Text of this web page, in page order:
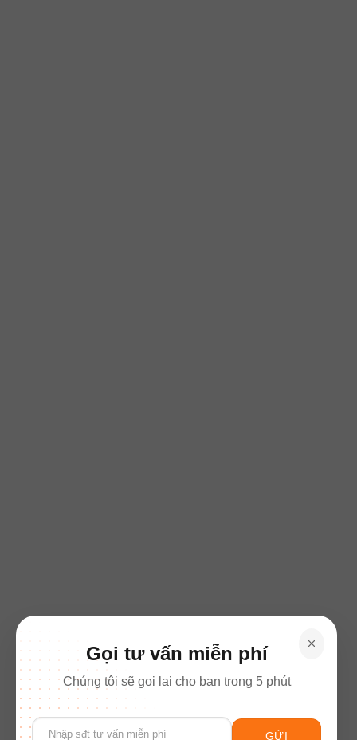
Gọi tư vấn miễn phí
Chúng tôi sẽ gọi lại cho bạn trong 5 phút
Please